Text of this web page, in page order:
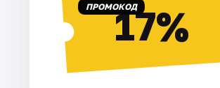
ПРОМОКОД17%